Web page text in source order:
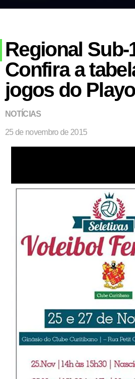
Regional Sub-
Confira a
jogos do
NOTÍCIAS
25 de novembro de 2015